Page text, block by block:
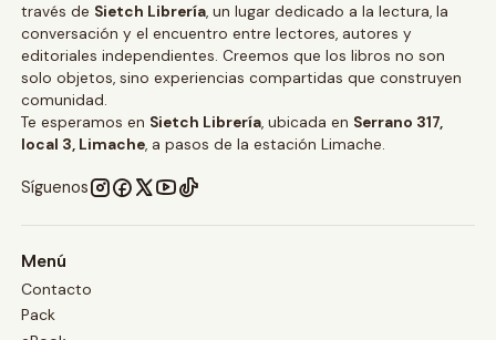
través de Sietch Librería, un lugar dedicado a la lectura, la
conversación y el encuentro entre lectores, autores y
editoriales independientes. Creemos que los libros no son
solo objetos, sino experiencias compartidas que construyen
comunidad.
Te esperamos en Sietch Librería, ubicada en Serrano 317,
local 3, Limache, a pasos de la estación Limache.
Síguenos
Menú
Contacto
Pack